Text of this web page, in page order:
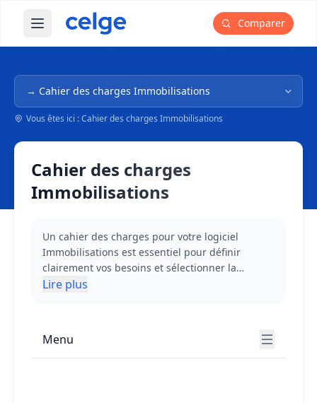
Ouvrir le menu principal Comparer
Navigation dans l'arborescence
Vous êtes ici : Cahier des charges Immobilisations
Cahier des charges
Immobilisations
Un cahier des charges pour votre logiciel
Immobilisations est essentiel pour définir
clairement vos besoins et sélectionner la
solution adaptée à votre entreprise. Nos
gestion des inventaires, conformité comptable
et fiscale, ou intégration avec votre ERP.
Lire plus
Menu